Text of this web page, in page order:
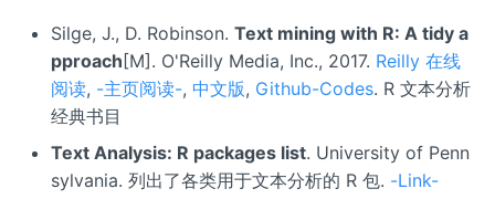
Silge, J., D. Robinson. Text mining with R: A tidy a
pproach[M]. O'Reilly Media, Inc., 2017. Reilly 在线
阅读, -主页阅读-, 中文版, Github-Codes. R 文本分析
经典书目
Text Analysis: R packages list. University of Penn
sylvania. 列出了各类用于文本分析的 R 包. -Link-